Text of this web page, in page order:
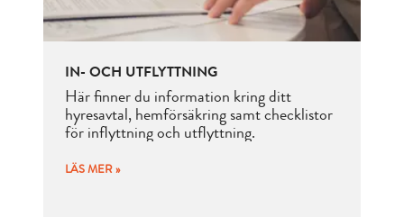
IN- OCH UTFLYTTNING
Här finner du information kring ditt
hyresavtal, hemförsäkring samt checklistor
för inflyttning och utflyttning.
LÄS MER »